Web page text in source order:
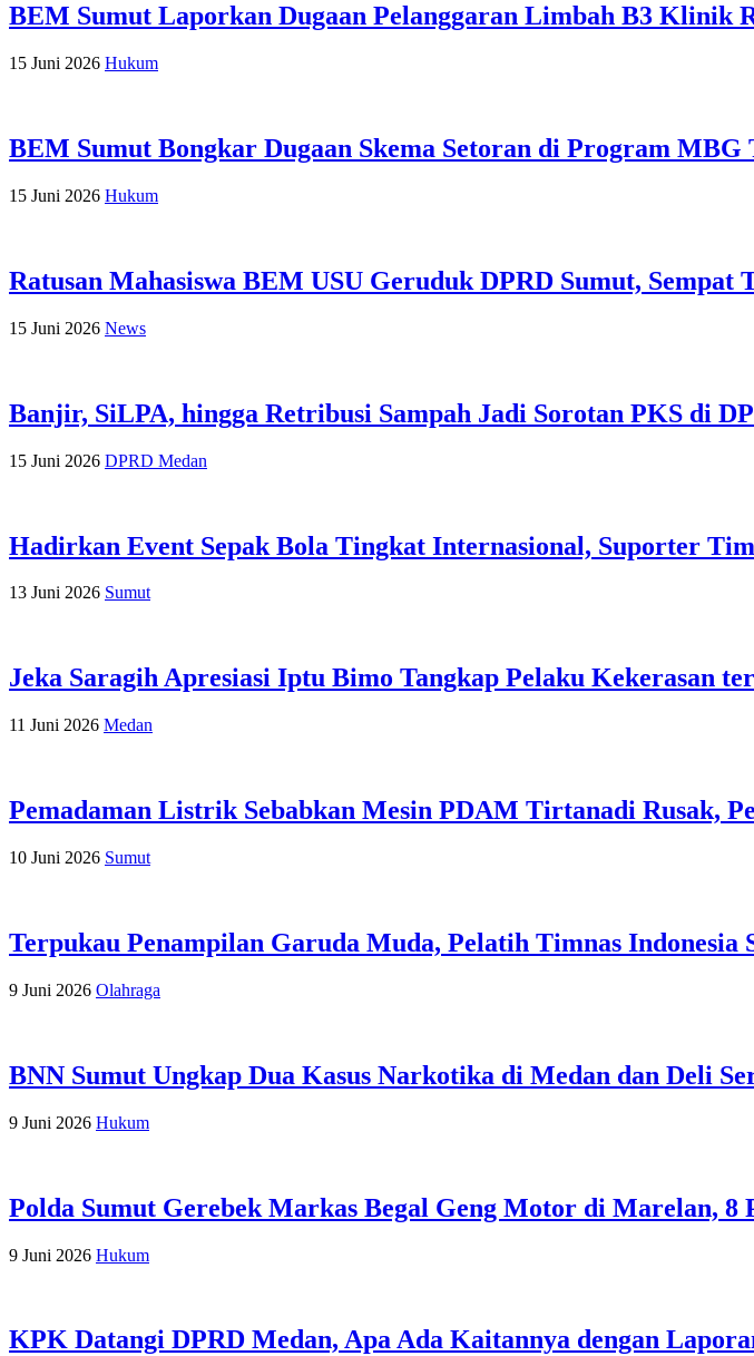
BEM Sumut Laporkan Dugaan Pelanggaran Limbah B3 Klinik
15 Juni 2026 Hukum
BEM Sumut Bongkar Dugaan Skema Setoran di Program
15 Juni 2026 Hukum
Ratusan Mahasiswa BEM USU Geruduk DPRD Sumut, Sempat
15 Juni 2026 News
Banjir, SiLPA, hingga Retribusi Sampah Jadi Sorotan PKS di
15 Juni 2026 DPRD Medan
Hadirkan Event Sepak Bola Tingkat Internasional, Suporter
13 Juni 2026 Sumut
Jeka Saragih Apresiasi Iptu Bimo Tangkap Pelaku Kekerasan
11 Juni 2026 Medan
Pemadaman Listrik Sebabkan Mesin PDAM Tirtanadi Rusak,
10 Juni 2026 Sumut
Terpukau Penampilan Garuda Muda, Pelatih Timnas Indonesia
9 Juni 2026 Olahraga
BNN Sumut Ungkap Dua Kasus Narkotika di Medan dan Deli
9 Juni 2026 Hukum
Polda Sumut Gerebek Markas Begal Geng Motor di Marelan, 8
9 Juni 2026 Hukum
KPK Datangi DPRD Medan, Apa Ada Kaitannya dengan